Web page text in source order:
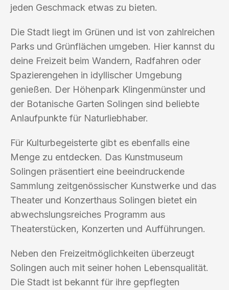
jeden Geschmack etwas zu bieten.
Die Stadt liegt im Grünen und ist von zahlreichen
Parks und Grünflächen umgeben. Hier kannst du
deine Freizeit beim Wandern, Radfahren oder
Spazierengehen in idyllischer Umgebung
genießen. Der Höhenpark Klingenmünster und
der Botanische Garten Solingen sind beliebte
Anlaufpunkte für Naturliebhaber.
Für Kulturbegeisterte gibt es ebenfalls eine
Menge zu entdecken. Das Kunstmuseum
Solingen präsentiert eine beeindruckende
Sammlung zeitgenössischer Kunstwerke und das
Theater und Konzerthaus Solingen bietet ein
abwechslungsreiches Programm aus
Theaterstücken, Konzerten und Aufführungen.
Neben den Freizeitmöglichkeiten überzeugt
Solingen auch mit seiner hohen Lebensqualität.
Die Stadt ist bekannt für ihre gepflegten